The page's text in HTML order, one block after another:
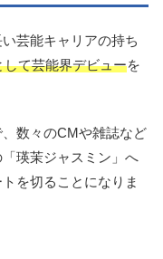
芸能キャリアの持ち
て芸能界デビューを
数々のCMや雑誌など
瑛茉ジャスミン」へ
を切ることになりま